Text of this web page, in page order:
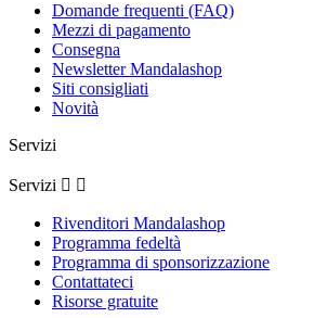
Domande frequenti (FAQ)
Mezzi di pagamento
Consegna
Newsletter Mandalashop
Siti consigliati
Novità
Servizi
Servizi  
Rivenditori Mandalashop
Programma fedeltà
Programma di sponsorizzazione
Contattateci
Risorse gratuite